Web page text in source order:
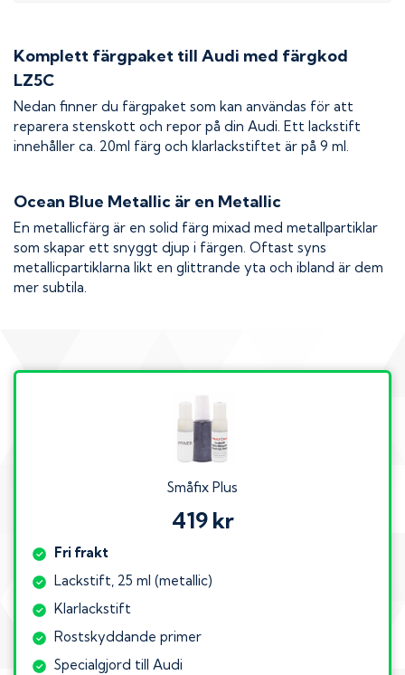
Komplett färgpaket till Audi med färgkod
LZ5C
Nedan finner du färgpaket som kan användas för att
reparera stenskott och repor på din Audi. Ett lackstift
innehåller ca. 20ml färg och klarlackstiftet är på 9 ml.
Ocean Blue Metallic är en Metallic
En metallicfärg är en solid färg mixad med metallpartiklar
som skapar ett snyggt djup i färgen. Oftast syns
metallicpartiklarna likt en glittrande yta och ibland är dem
mer subtila.
Småfix Plus
419 kr
Fri frakt
Lackstift, 25 ml (metallic)
Klarlackstift
Rostskyddande primer
Specialgjord till Audi